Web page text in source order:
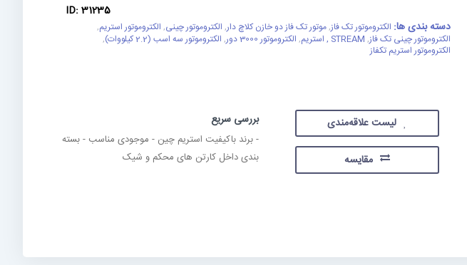
ID: 31235
دسته بندی ها: الکتروموتور تک فاز,موتور تک فاز دو خازن کلاچ دار, الکتروموتور چینی, الکتروموتور استریم,
الکتروموتور چینی تک فاز, STREAM , استریم , الکتروموتور 3000 دور , الکتروموتور سه اسب (2.2 کیلووات)
,
الکتروموتور استریم تکفاز
لیست علاقه‌مندی
مقایسه
بررسی سریع
- برند باکیفیت استریم چین - موجودی مناسب - بسته
بندی داخل کارتن های محکم و شیک